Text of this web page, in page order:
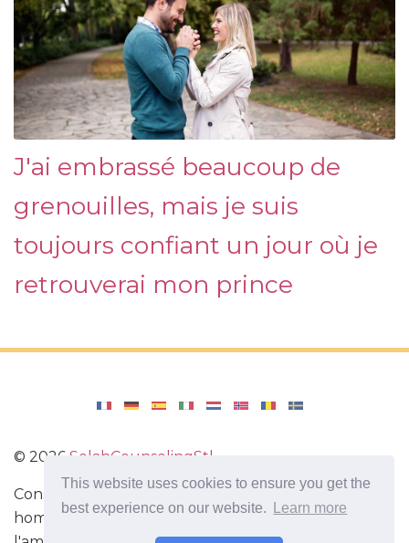
This website uses cookies to ensure you get the
best experience on our website.
Learn more
J'ai embrassé beaucoup de
grenouilles, mais je suis
toujours confiant un jour où je
retrouverai mon prince
© 2026 SelahCounselingStl
Conseils utiles pour améliorer la relation entre un
homme et une femme. Informations utiles sur